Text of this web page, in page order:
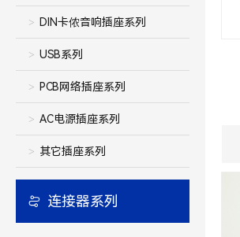
DIN卡侬音响插座系列
USB系列
PCB网络插座系列
AC电源插座系列
其它插座系列
连接器系列